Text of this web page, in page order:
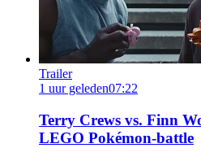
Trailer
1 uur geleden07:22
Terry Crews vs. Finn
LEGO Pokémon-battle